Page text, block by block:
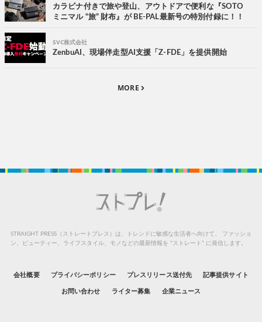
カラビナ付きで旅や登山、アウトドアで便利な『SOTO
ミニマル “旅” 財布』が BE-PAL最新号の特別付録に！！
SVC株式会社
ZenbuAI、現場伴走型AI支援「Z-FDE」を提供開始
MORE
STRAIGHT PRESS（ストレートプレス）は、トレンドに敏感な生活者へ向けて、
ファッショ
ン、ビューティー、ライフスタイル、モノなどの最新情報を “ストレート” に発信します。
会社概要 プライバシーポリシー プレスリリース送付先 記事提供サイト
お問い合わせ ライター募集 企業ニュース